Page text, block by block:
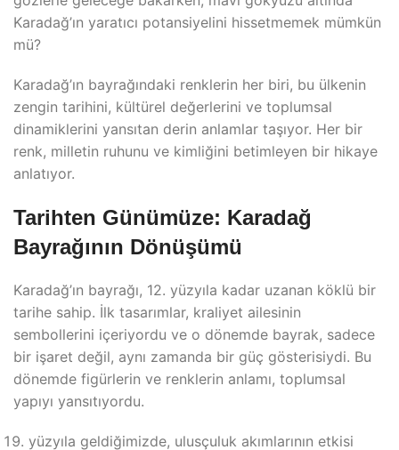
Karadağ’ın yaratıcı potansiyelini hissetmemek mümkün
mü?
Karadağ’ın bayrağındaki renklerin her biri, bu ülkenin
zengin tarihini, kültürel değerlerini ve toplumsal
dinamiklerini yansıtan derin anlamlar taşıyor. Her bir
renk, milletin ruhunu ve kimliğini betimleyen bir hikaye
anlatıyor.
Tarihten Günümüze: Karadağ
Bayrağının Dönüşümü
Karadağ’ın bayrağı, 12. yüzyıla kadar uzanan köklü bir
tarihe sahip. İlk tasarımlar, kraliyet ailesinin
sembollerini içeriyordu ve o dönemde bayrak, sadece
bir işaret değil, aynı zamanda bir güç gösterisiydi. Bu
dönemde figürlerin ve renklerin anlamı, toplumsal
yapıyı yansıtıyordu.
yüzyıla geldiğimizde, ulusçuluk akımlarının etkisi